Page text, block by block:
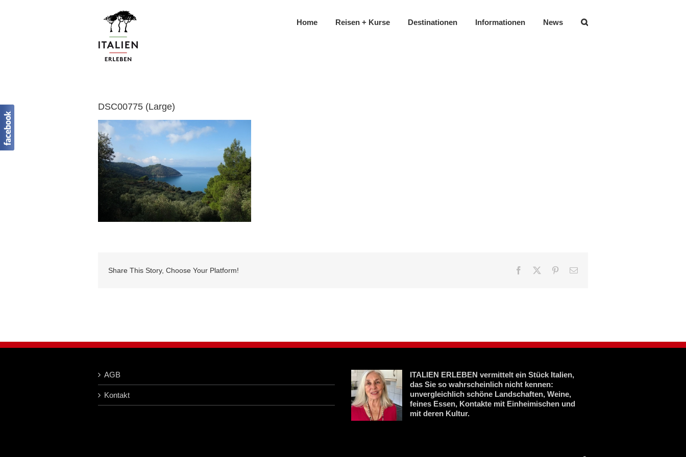
Home Reisen + Kurse Destinationen Informationen News
DSC00775 (Large)
Share This Story, Choose Your Platform! Facebook Pinterest
E-
AGB
Kontakt
ITALIEN ERLEBEN vermittelt ein Stück Italien,
das Sie so wahrscheinlich nicht kennen:
unvergleichlich schöne Landschaften, Weine,
feines Essen, Kontakte mit Einheimischen und
mit deren Kultur.